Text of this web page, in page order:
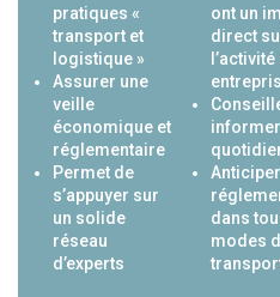
pratiques «
transport et
logistique »
Assurer une
veille
économique et
réglementaire
Permet de
s’appuyer sur
un solide
réseau
d’experts
ont un
direct
dans
modes